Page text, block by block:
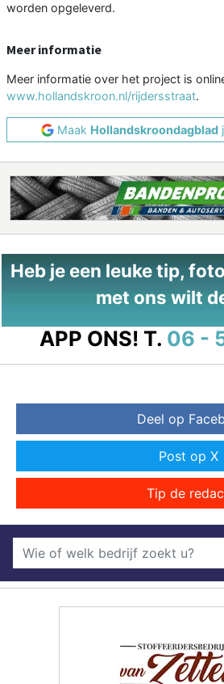
worden opgeleverd.
Meer informatie
Meer informatie over het project is
www.hollandskroon.nl/rijdersstraat.
Maak Hollandskroondagblad
Heb je een leuke tip,
met ons wilt
APP ONS! T. 06 -
Deel op
Post op X
Tip de